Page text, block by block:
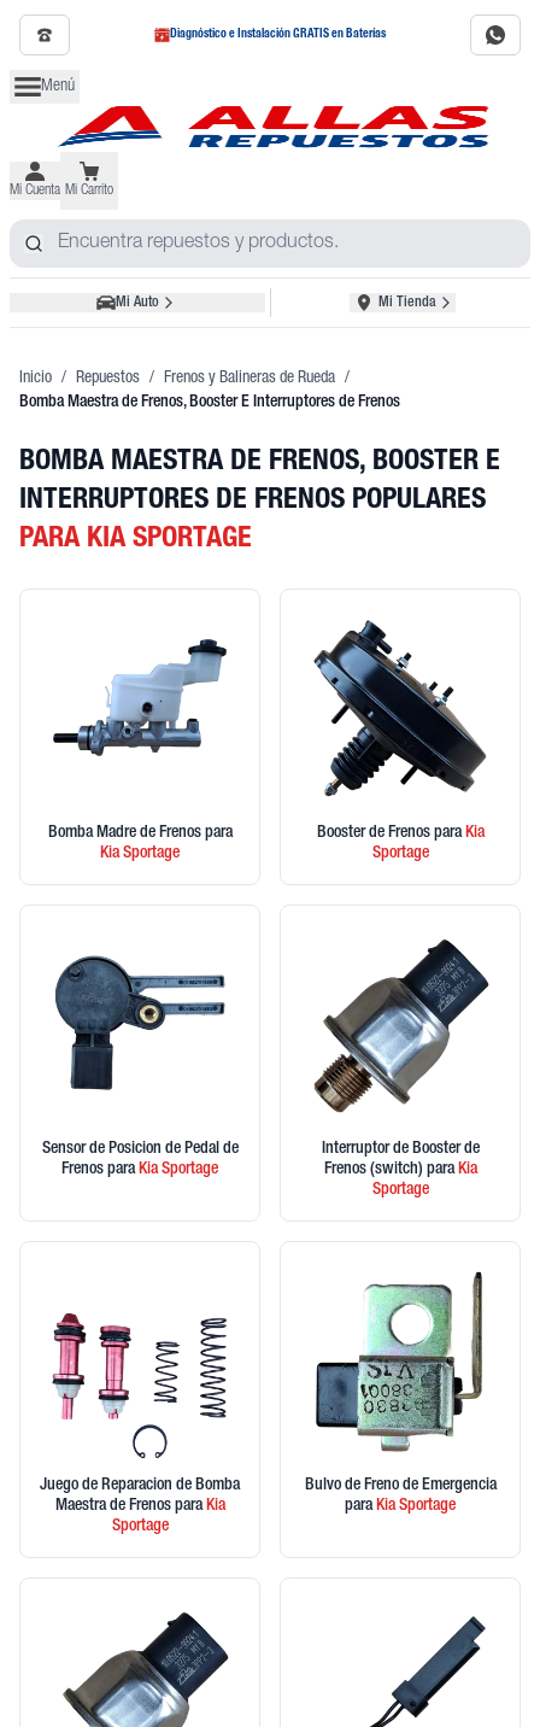
Diagnóstico e Instalación GRATIS en Baterías
Menú
Mi Cuenta Mi Carrito
Mi Auto Mi Tienda
Inicio / Repuestos / Frenos y Balineras de Rueda /
Bomba Maestra de Frenos, Booster E Interruptores de Frenos
BOMBA MAESTRA DE FRENOS, BOOSTER E
INTERRUPTORES DE FRENOS POPULARES
PARA KIA SPORTAGE
Bomba Madre de Frenos para
KiaSportage
Booster de Frenos paraKia
Sportage
Sensor de Posicion de Pedal de
Frenos paraKiaSportage
Interruptor de Booster de
Frenos (switch) paraKia
Sportage
Juego de Reparacion de Bomba
Maestra de Frenos paraKia
Sportage
Bulvo de Freno de Emergencia
paraKiaSportage